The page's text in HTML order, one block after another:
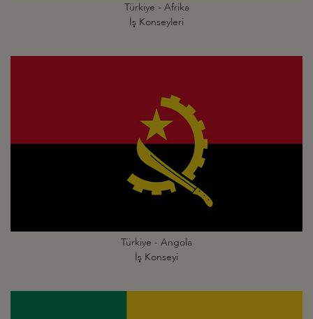
Türkiye - Afrika
İş Konseyleri
Türkiye - Angola
İş Konseyi